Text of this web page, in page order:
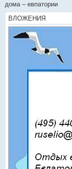
дома – евпатории
ВЛОЖЕНИЯ